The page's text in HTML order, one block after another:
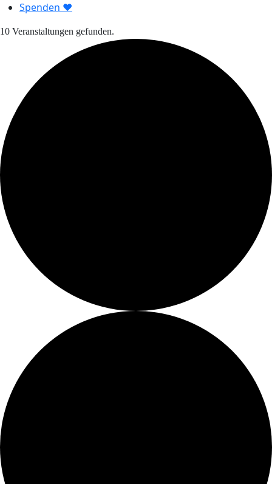
Spenden ❤︎
10 Veranstaltungen gefunden.